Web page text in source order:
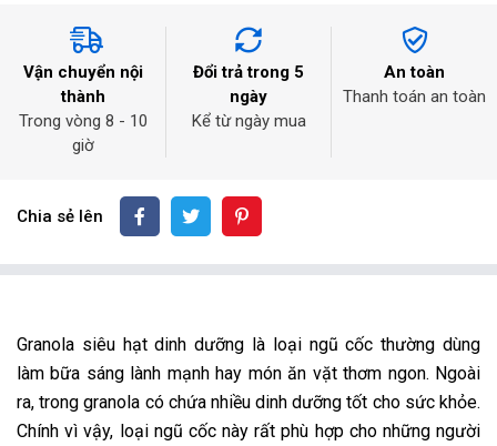
Vận chuyển nội
thành
Trong vòng 8 - 10
giờ
Đổi trả trong 5
ngày
Kể từ ngày mua
An toàn
Thanh toán an toàn
Chia sẻ lên
Granola siêu hạt dinh dưỡng là loại ngũ cốc thường dùng
làm bữa sáng lành mạnh hay món ăn vặt thơm ngon. Ngoài
ra, trong granola có chứa nhiều dinh dưỡng tốt cho sức khỏe.
Chính vì vậy, loại ngũ cốc này rất phù hợp cho những người